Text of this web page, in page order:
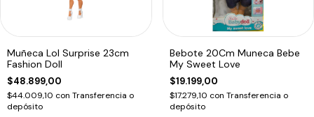
Muñeca Lol Surprise 23cm
Fashion Doll
$48.899,00
$44.009,10 con Transferencia o
depósito
Bebote 20Cm Muneca Bebe
My Sweet Love
$19.199,00
$17.279,10 con Transferencia o
depósito